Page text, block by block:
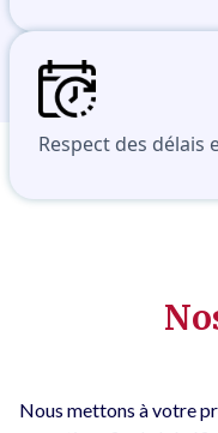
Respect des délais
Nous mettons à votre